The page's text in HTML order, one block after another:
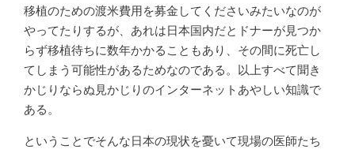
移植のための渡米費用を募金してくださいみたいなのが
やってたりするが、あれは日本国内だとドナーが見つか
らず移植待ちに数年かかることもあり、その間に死亡し
てしまう可能性があるためなのである。以上すべて聞き
かじりならぬ見かじりのインターネットあやしい知識で
ある。
ということでそんな日本の現状を憂いて現場の医師たち